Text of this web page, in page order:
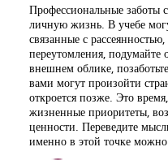
Профессиональные заботы
личную жизнь. В учебе
связанные с
переутомления, подумайте
внешнем облике,
вами могут произойти
откроется позже. Это
жизненные приоритеты,
ценности. Переведите
именно в этой точке можно